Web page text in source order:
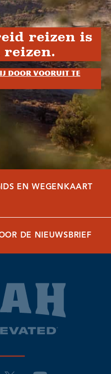
reizen is
door vooruit te
EN WEGENKAART
DE NIEUWSBRIEF